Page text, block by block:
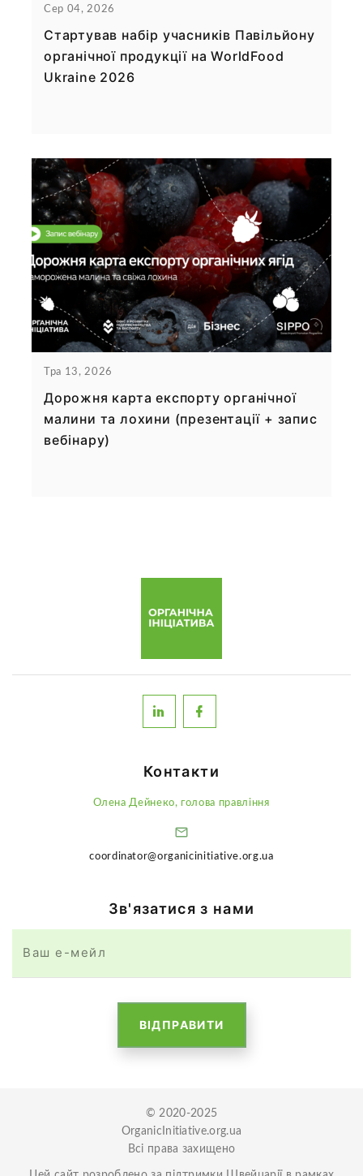
Сер 04, 2026
Стартував набір учасників Павільйону
органічної продукції на WorldFood
Ukraine 2026
Тра 13, 2026
Дорожня карта експорту органічної
малини та лохини (презентації + запис
вебінару)
Контакти
Олена Дейнеко, голова правління
coordinator@organicinitiative.org.ua
Зв'язатися з нами
ВІДПРАВИТИ
© 2020-2025
OrganicInitiative.org.ua
Всі права захищено